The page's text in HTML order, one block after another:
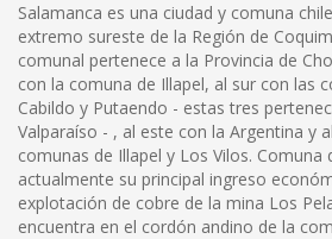
Salamanca es una ciudad y comuna
extremo sureste de la Región de
comunal pertenece a la Provincia de
con la comuna de Illapel, al sur con las
Cabildo y Putaendo - estas tres
Valparaíso - , al este con la Argentina y
comunas de Illapel y Los Vilos. Comuna
actualmente su principal ingreso
explotación de cobre de la mina Los
encuentra en el cordón andino de la